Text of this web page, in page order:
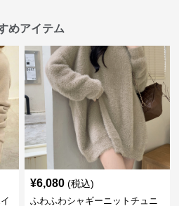
めアイテム
¥6,080 (税込)
ふわふわシャギーニットチュニ